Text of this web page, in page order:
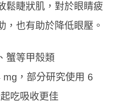
鬆睫狀肌，對於眼睛疲
，也有助於降低眼壓。
蟹等甲殼類
mg，部分研究使用 6
吃吸收更佳